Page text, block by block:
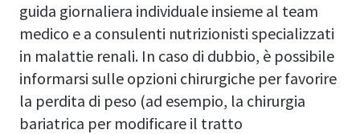
guida giornaliera individuale insieme al team
medico e a consulenti nutrizionisti specializzati
in malattie renali. In caso di dubbio, è possibile
informarsi sulle opzioni chirurgiche per favorire
la perdita di peso (ad esempio, la chirurgia
bariatrica per modificare il tratto